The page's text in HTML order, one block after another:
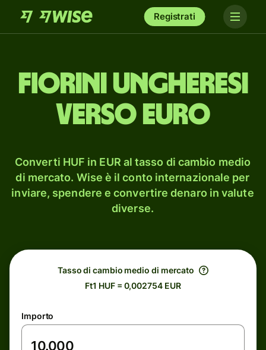
Registrati
fiorini ungheresi
verso euro
Converti HUF in EUR al tasso di cambio medio
di mercato. Wise è il conto internazionale per
inviare, spendere e convertire denaro in valute
diverse.
Tasso di cambio medio di mercato
Ft1 HUF = 0,002754 EUR
Importo